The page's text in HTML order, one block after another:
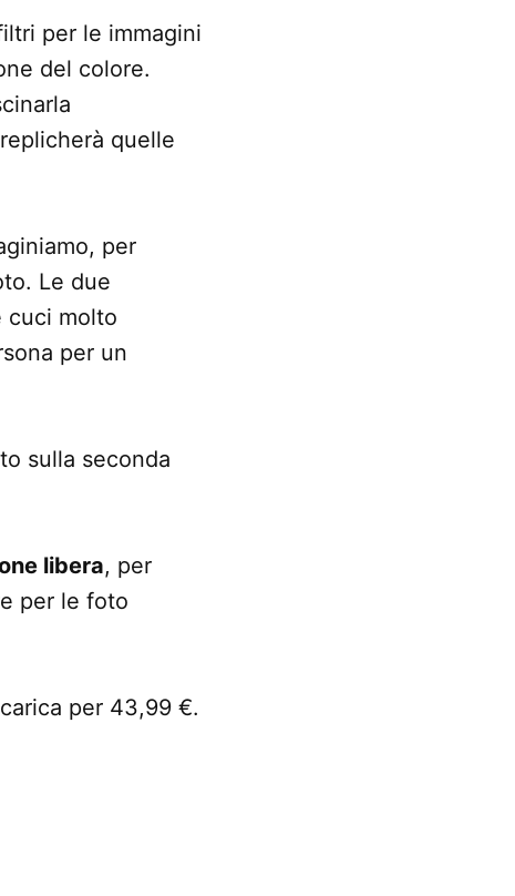
per le immagini
del colore.
quelle
per
Le due
cuci molto
per un
sulla seconda
libera, per
per le foto
per 43,99 €.